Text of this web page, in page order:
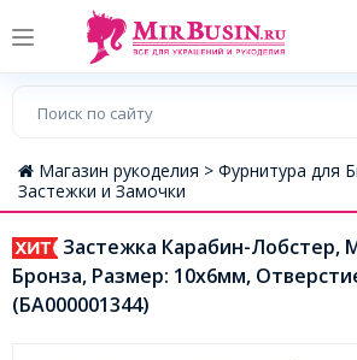
Магазин рукоделия > Фурнитура для
Застежки и Замочки
Застежка Карабин-Лобстер,
Бронза, Размер: 10х6мм,
(БА000001344)